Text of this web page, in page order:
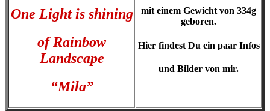
One Light is shining
of Rainbow
Landscape
“Mila”
mit einem Gewicht von 334g
geboren.
Hier findest Du ein paar Infos
und Bilder von mir.